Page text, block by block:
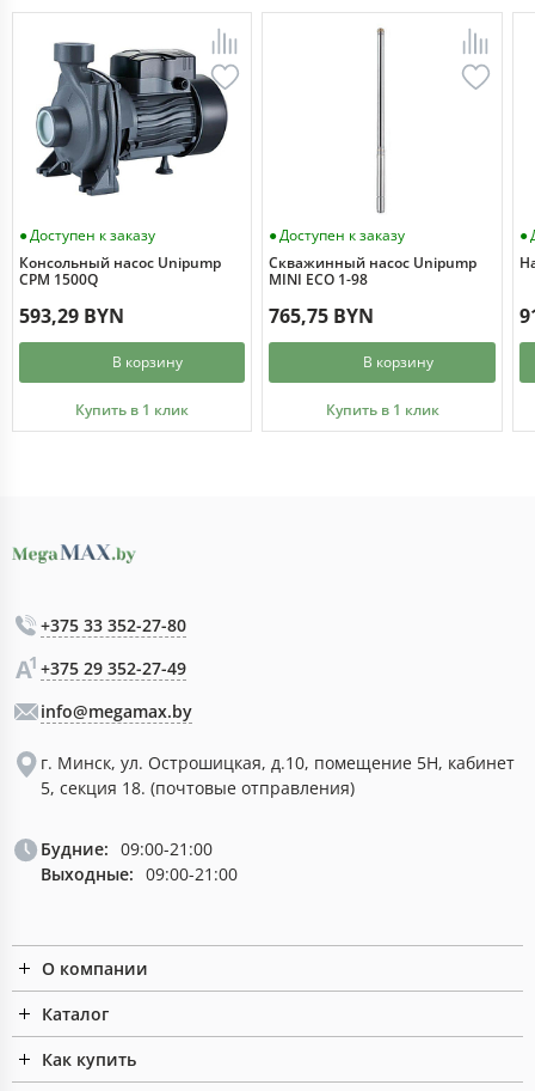
Доступен к заказу
Консольный насос Unipump
CPM 1500Q
593,29 BYN
В корзину
Купить в 1 клик
Доступен к заказу
Скважинный насос Unipump
MINI ECO 1-98
765,75 BYN
В корзину
Купить в 1 клик
+375 33 352-27-80
+375 29 352-27-49
info@megamax.by
г. Минск, ул. Острошицкая, д.10, помещение 5Н, кабинет
5, секция 18. (почтовые отправления)
Будние: 09:00-21:00
Выходные: 09:00-21:00
О компании
Каталог
Как купить